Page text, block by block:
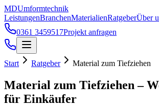
Zum Hauptinhalt springen
MDUmformtechnik
LeistungenBranchenMaterialienRatgeberÜber
0361 3459517Projekt anfragen
Start Ratgeber Material zum Tiefziehen
Material zum Tiefziehen –
für Einkäufer